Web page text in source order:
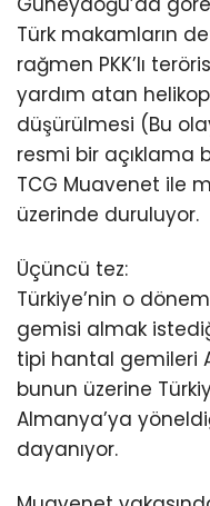
Türk makamların
rağmen PKK’lı
yardım atan
düşürülmesi (Bu
resmi bir açıklama
TCG Muavenet ile
üzerinde duruluyor.
Üçüncü tez:
Türkiye’nin o
gemisi almak
tipi hantal gemileri
bunun üzerine
Almanya’ya
dayanıyor.